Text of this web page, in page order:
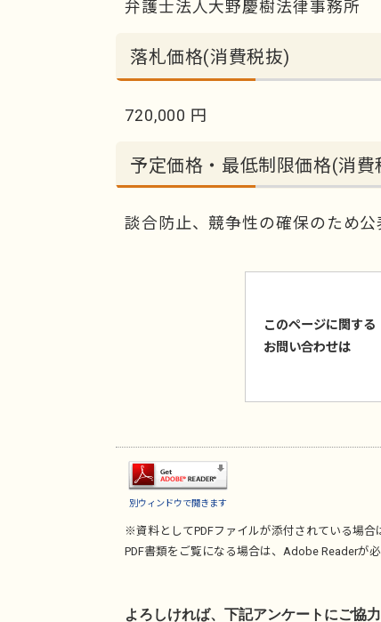
弁護士法人大野慶樹法律事務所
落札価格(消費税抜)
720,000 円
予定価格・最低制限価格(消
談合防止、競争性の確保のため公
このページに関する
お問い合わせは
別ウィンドウで開きます
※資料としてPDFファイルが添付されている場合
PDF書類をご覧になる場合は、 Adobe Readerが